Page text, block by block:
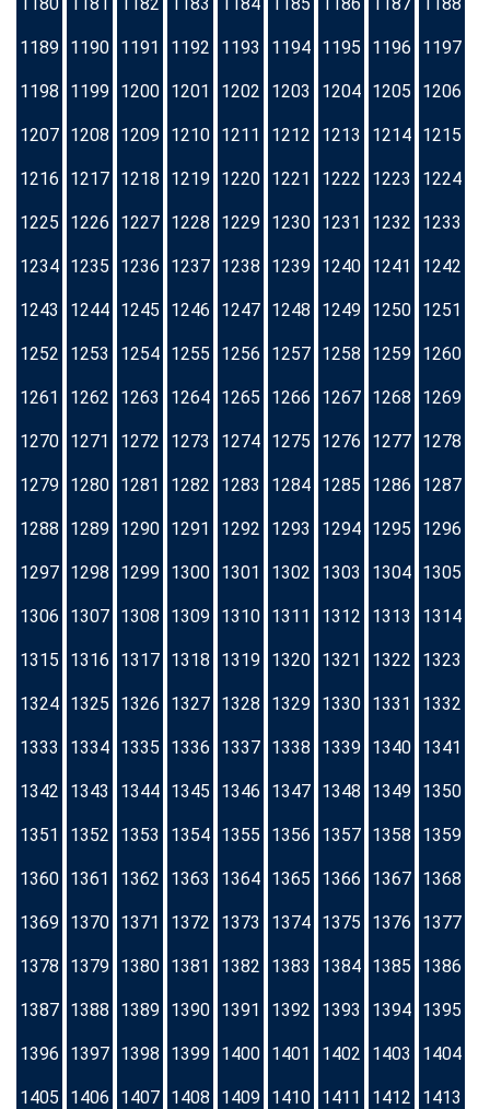
1189 1190 1191 1192 1193 1194 1195 1196 1197
1198 1199 1200 1201 1202 1203 1204 1205 1206
1207 1208 1209 1210 1211 1212 1213 1214 1215
1216 1217 1218 1219 1220 1221 1222 1223 1224
1225 1226 1227 1228 1229 1230 1231 1232 1233
1234 1235 1236 1237 1238 1239 1240 1241 1242
1243 1244 1245 1246 1247 1248 1249 1250 1251
1252 1253 1254 1255 1256 1257 1258 1259 1260
1261 1262 1263 1264 1265 1266 1267 1268 1269
1270 1271 1272 1273 1274 1275 1276 1277 1278
1279 1280 1281 1282 1283 1284 1285 1286 1287
1288 1289 1290 1291 1292 1293 1294 1295 1296
1297 1298 1299 1300 1301 1302 1303 1304 1305
1306 1307 1308 1309 1310 1311 1312 1313 1314
1315 1316 1317 1318 1319 1320 1321 1322 1323
1324 1325 1326 1327 1328 1329 1330 1331 1332
1333 1334 1335 1336 1337 1338 1339 1340 1341
1342 1343 1344 1345 1346 1347 1348 1349 1350
1351 1352 1353 1354 1355 1356 1357 1358 1359
1360 1361 1362 1363 1364 1365 1366 1367 1368
1369 1370 1371 1372 1373 1374 1375 1376 1377
1378 1379 1380 1381 1382 1383 1384 1385 1386
1387 1388 1389 1390 1391 1392 1393 1394 1395
1396 1397 1398 1399 1400 1401 1402 1403 1404
1405 1406 1407 1408 1409 1410 1411 1412 1413